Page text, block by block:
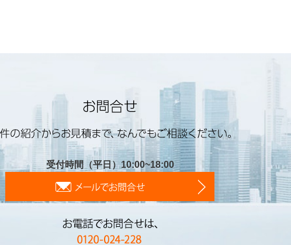
受付時間（平日）10:00~18:00